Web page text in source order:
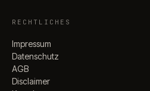
RECHTLICHES
Impressum
Datenschutz
AGB
Disclaimer